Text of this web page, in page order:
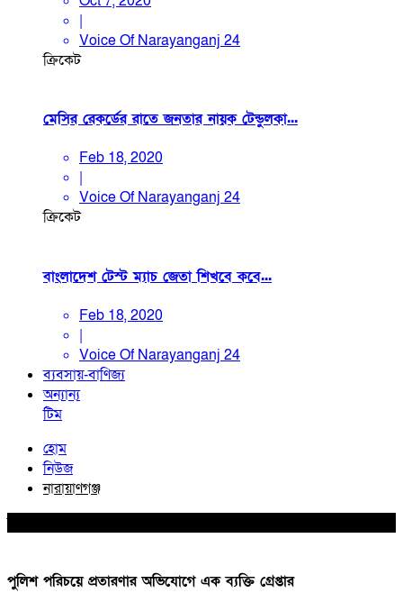
|
Voice Of Narayanganj 24
ক্রিকেট
মেসির রেকর্ডের রাতে জনতার নায়ক টেন্ডুলকা...
Feb 18, 2020
|
Voice Of Narayanganj 24
ক্রিকেট
বাংলাদেশ টেস্ট ম্যাচ জেতা শিখবে কবে...
Feb 18, 2020
|
Voice Of Narayanganj 24
ব্যবসায়-বাণিজ্য
অন্যান্য
টিম
হোম
নিউজ
নারায়াণগঞ্জ
পুলিশ পরিচয়ে প্রতারণার অভিযোগে এক ব্যক্তি গ্রেপ্তার